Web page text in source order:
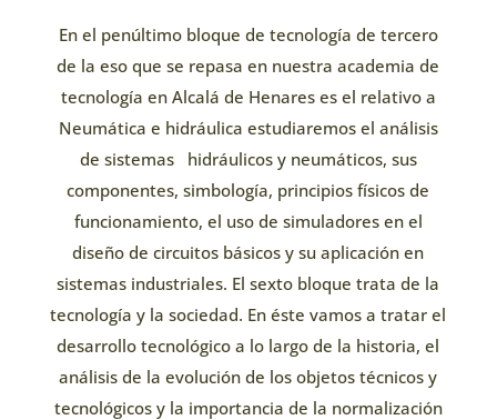
En el penúltimo bloque de tecnología de tercero
de la eso que se repasa en nuestra academia de
tecnología en Alcalá de Henares es el relativo a
Neumática e hidráulica estudiaremos el análisis
de sistemas
hidráulicos y neumáticos, sus
componentes, simbología, principios físicos de
funcionamiento, el uso de simuladores en el
diseño de circuitos básicos y su aplicación en
sistemas industriales. El sexto bloque trata de la
tecnología y la sociedad. En éste vamos a tratar el
desarrollo tecnológico a lo largo de la historia, el
análisis de la evolución de los objetos técnicos y
tecnológicos y la importancia de la normalización